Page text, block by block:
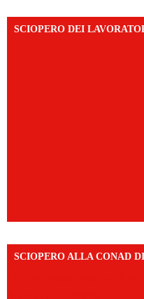
SCIOPERO DEI
SCIOPERO ALLA CONAD